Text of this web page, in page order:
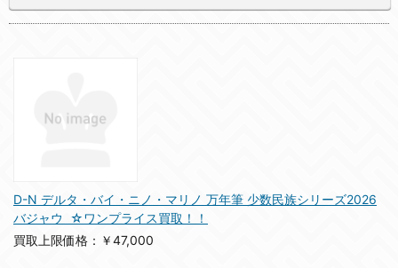
D-N デルタ・バイ・ニノ・マリノ 万年筆 少数民族シリーズ2026
バジャウ ☆ワンプライス買取！！
買取上限価格：￥47,000